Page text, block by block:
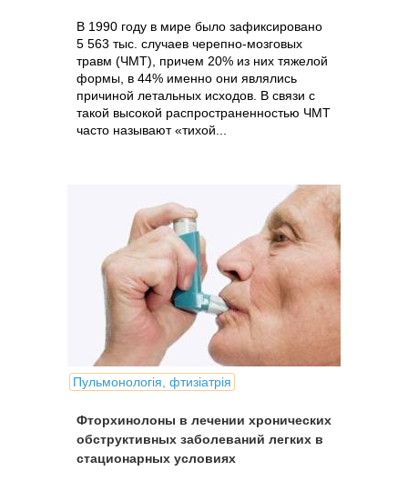
В 1990 году в мире было зафиксировано
5 563 тыс. случаев черепно-мозговых
травм (ЧМТ), причем 20% из них тяжелой
формы, в 44% именно они являлись
причиной летальных исходов. В связи с
такой высокой распространенностью ЧМТ
часто называют «тихой...
Пульмонологія, фтизіатрія
Фторхинолоны в лечении хронических
обструктивных заболеваний легких в
стационарных условиях